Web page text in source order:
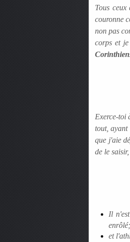
Tous
couronne
non pas
corps et
Exerce-toi
tout, ayant
que j'aie
de le
Il
enrôlé;
et